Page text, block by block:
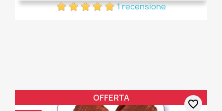
1 recensione
OFFERTA
favorite_border